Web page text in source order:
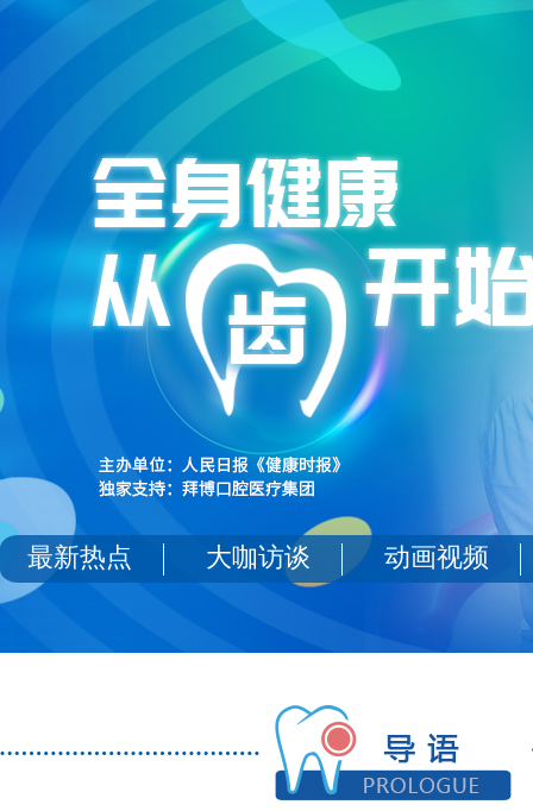
最新热点 大咖访谈 动画视频